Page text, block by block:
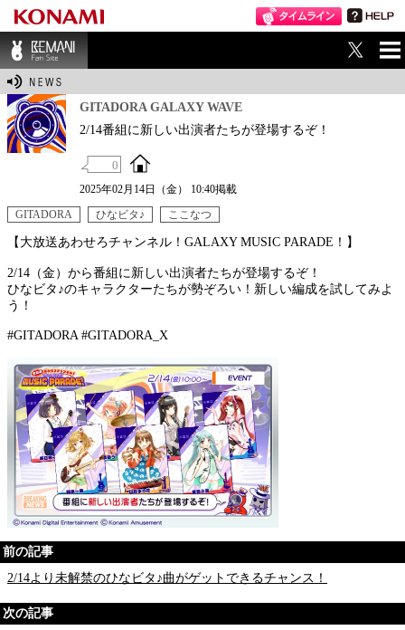
BEMANI Fan Sit
GITADORA GALAXY WAVE
2/14番組に新しい出演者たちが登場するぞ！
0
2025年02月14日（金） 10:40掲載
GITADORA
ひなビタ♪ ここなつ
【大放送あわせろチャンネル！GALAXY MUSIC PARADE！】
2/14（金）から番組に新しい出演者たちが登場するぞ！
ひなビタ♪のキャラクターたちが勢ぞろい！新しい編成を試してみよ
う！
#GITADORA #GITADORA_X
前の記事
2/14より未解禁のひなビタ♪曲がゲットできるチャンス！
次の記事